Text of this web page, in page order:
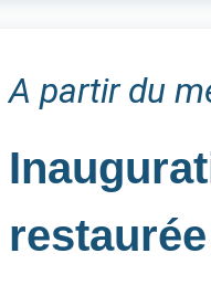
A partir du